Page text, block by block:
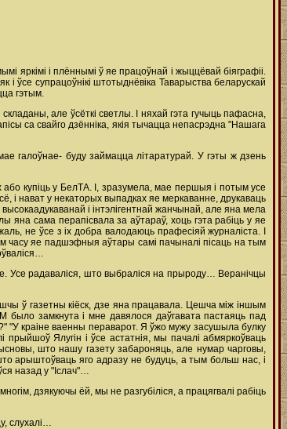
і плённымі ў яе працоўнай і жыццёвай біяграфіі.
і ўсе супрацоўнікі штотыднёвіка Таварыства беларускай
гэтым.
але ўсёткі светлы. І няхай гэта гучыць пафасна,
са свайго дзённіка, якія тычацца непасрэдна "Нашага
галоўнае- буду займацца літаратурай. У гэты ж дзень
купіць у БелТА. І, зразумела, мае першыя і потым усе
і нават у некаторых выпадках яе меркаванне, друкаваць
і інтэлігентнай жанчынай, але яна мела
яна сама перапісвала за аўтараў, хоць гэта рабіць у яе
не ўсе з іх добра валодаюць прафесіяй журналіста. І
часу яе падшэфныя аўтары самі пачыналі пісаць на тым
Усе радаваліся, што выбраліся на прыроду… Веранічцы
ў газетны кіёск, дзе яна працавала. Цешча між іншым
замкнута і мне давялося даўгавата пастаяць пад
краіне ваенны пераварот. Я ўжо мужу засушыла булку
Ялугін і ўсе астатнія, мы пачалі абмяркоўваць
што нашу газету забароняць, але нумар чарговы,
арыштоўваць яго адразу не будуць, а тым больш нас, і
назад у "Іслач"…
дзякуючы ёй, мы не разгубіліся, а працягвалі рабіць
слухалі…